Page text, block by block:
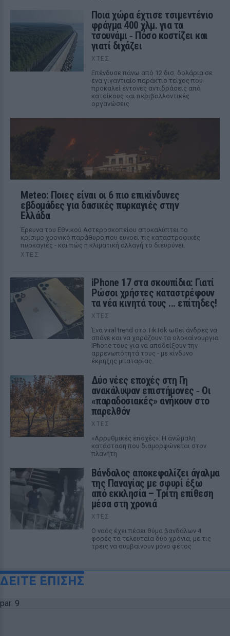
Ποια χώρα έχτισε τσιμεντένιο
φράγμα 400 χλμ. για τα
τσουνάμι ‑ Πόσο κοστίζει και
γιατί διχάζει
ΧΤΕΣ
Επένδυσε πάνω από 12 δισ. δολάρια σε
ένα γιγαντιαίο παράκτιο τείχος που
προκαλεί έντονες αντιδράσεις από
κατοίκους και περιβαλλοντικές
οργανώσεις
Meteo: Ποιες είναι οι 6 πιο επικίνδυνες
εβδομάδες για δασικές πυρκαγιές στην
Ελλάδα
Έρευνα του Εθνικού Αστεροσκοπείου αποκαλύπτει το
κρίσιμο χρονικό παράθυρο που ευνοεί τις καταστροφικές
πυρκαγιές - και πώς η κλιματική αλλαγή το διευρύνει.
ΧΤΕΣ
iPhone 17 στα σκουπίδια: Γιατί
Ρώσοι χρήστες καταστρέφουν
τα νέα κινητά τους ... επίτηδες!
ΧΤΕΣ
Ένα viral trend στο TikTok ωθεί άνδρες να
σπάνε και να χαράζουν τα ολοκαίνουργια
iPhone τους για να αποδείξουν την
αρρενωπότητά τους - με κίνδυνο
έκρηξης μπαταρίας.
Δύο νέες εποχές στη Γη
ανακάλυψαν επιστήμονες ‑ Oι
«παραδοσιακές» ανήκουν στο
παρελθόν
ΧΤΕΣ
«Αρρυθμικές εποχές»: Η ανώμαλη
κατάσταση που διαμορφώνεται στον
πλανήτη
Βάνδαλος αποκεφαλίζει άγαλμα
της Παναγίας με σφυρί έξω
από εκκλησία – Τρίτη επίθεση
μέσα στη χρονιά
ΧΤΕΣ
Ο ναός έχει πέσει θύμα βανδάλων 4
φορές τα τελευταία δύο χρόνια, με τις
τρεις να συμβαίνουν μόνο φέτος
ΔΕΙΤΕ ΕΠΙΣΗΣ
par: 9